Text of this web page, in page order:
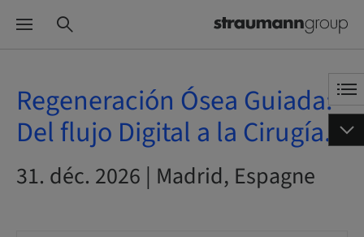
Regeneración Ósea Guiada:
Del flujo Digital a la Cirugía.
31. déc. 2026 | Madrid, Espagne